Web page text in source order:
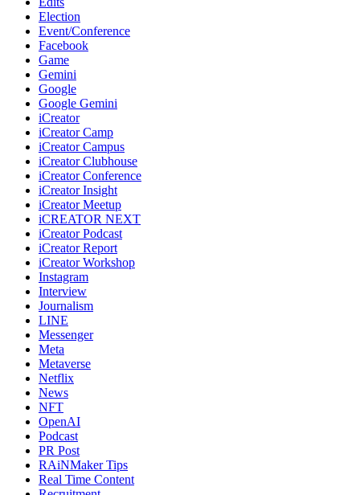
Election
Event/Conference
Facebook
Game
Gemini
Google
Google Gemini
iCreator
iCreator Camp
iCreator Campus
iCreator Clubhouse
iCreator Conference
iCreator Insight
iCreator Meetup
iCREATOR NEXT
iCreator Podcast
iCreator Report
iCreator Workshop
Instagram
Interview
Journalism
LINE
Messenger
Meta
Metaverse
Netflix
News
NFT
OpenAI
Podcast
PR Post
RAiNMaker Tips
Real Time Content